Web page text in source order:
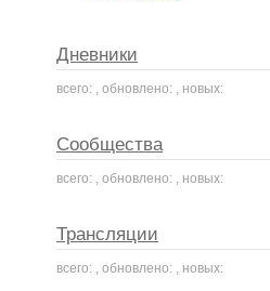
Дневники
всего: , обновлено: , новых:
Сообщества
всего: , обновлено: , новых:
Трансляции
всего: , обновлено: , новых: